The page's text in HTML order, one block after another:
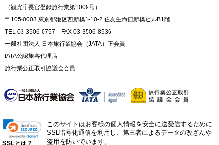
（観光庁長官登録旅行業第1009号）
〒105-0003 東京都港区西新橋1-10-2 住友生命西新橋ビルB1階
TEL 03-3506-0757 FAX 03-3506-8536
一般社団法人 日本旅行業協会（JATA）正会員
IATA公認旅客代理店
旅行業公正取引協議会会員
SSLとは？
このサイトはお客様の個人情報を安全に送受信するために
SSL暗号化通信を利用し、第三者によるデータの改ざんや
盗用を防いでいます。